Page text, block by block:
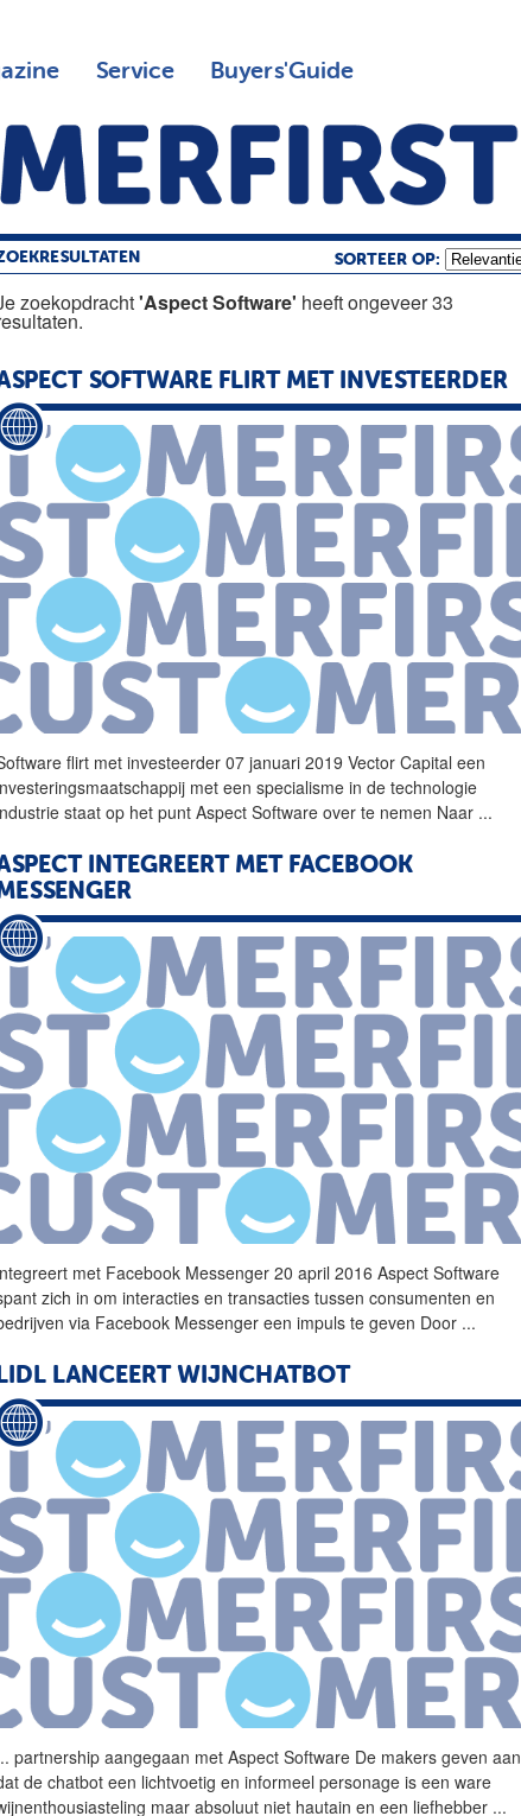
Service Buyers'Guide
SORTEER OP:
zoekopdracht'Aspect Software' heeft ongeveer 33
SOFTWARE FLIRT MET INVESTEERDER
flirt met investeerder 07 januari 2019 Vector Capital een
met een specialisme in de technologie
staat op het puntAspect Software over te nemen Naar ...
INTEGREERT MET FACEBOOK
met Facebook Messenger 20 april 2016Aspect Software
zich in om interacties en transacties tussen consumenten en
via Facebook Messenger een impuls te geven Door ...
LANCEERT WIJNCHATBOT
partnership aangegaan metAspect Software De makers geven aan
de chatbot een lichtvoetig en informeel personage is een ware
maar absoluut niet hautain en een liefhebber ...